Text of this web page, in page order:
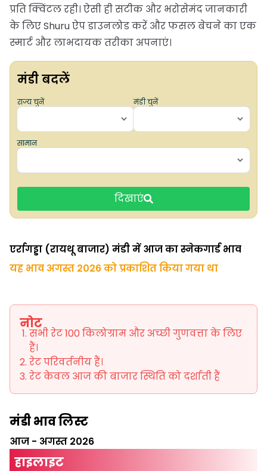
प्रति क्विंटल रही। ऐसी ही सटीक और भरोसेमंद जानकारी
के लिए Shuru ऐप डाउनलोड करें और फसल बेचने का एक
स्मार्ट और लाभदायक तरीका अपनाएं।
मंडी बदलें
राज्य चुनें मंडी चुनें
सामान
दिखाएं
एर्रागड्डा (रायथू बाजार) मंडी में आज का स्नेकगार्ड भाव
यह भाव अगस्त 2026 को प्रकाशित किया गया था
नोट
सभी रेट 100 किलोग्राम और अच्छी गुणवत्ता के लिए
हैं।
रेट परिवर्तनीय हैं।
रेट केवल आज की बाजार स्थिति को दर्शाती हैं
मंडी भाव लिस्ट
आज - अगस्त 2026
हाइलाइट